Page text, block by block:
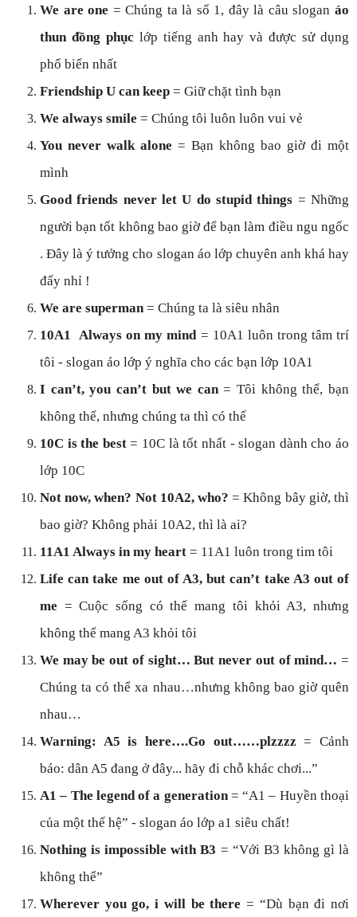
We are one = Chúng ta là số 1, đây là câu sloganáo
thun đồng phục lớp tiếng anh hay và được sử dụng
phổ biến nhất
Friendship U can keep = Giữ chặt tình bạn
We always smile = Chúng tôi luôn luôn vui vẻ
You never walk alone = Bạn không bao giờ đi một
mình
Good friends never let U do stupid things = Những
người bạn tốt không bao giờ để bạn làm điều ngu ngốc
. Đây là ý tưởng cho slogan áo lớp chuyên anh khá hay
đấy nhỉ !
We are superman= Chúng ta là siêu nhân
10A1 Always on my mind= 10A1 luôn trong tâm trí
tôi - slogan áo lớp ý nghĩa cho các bạn lớp 10A1
I can’t, you can’t but we can= Tôi không thể, bạn
không thể, nhưng chúng ta thì có thể
10C is the best= 10C là tốt nhất - slogan dành cho áo
lớp 10C
Not now, when? Not 10A2, who?= Không bây giờ, thì
bao giờ? Không phải 10A2, thì là ai?
11A1 Always in my heart = 11A1 luôn trong tim tôi
Life can take me out of A3, but can’t take A3 out of
me = Cuộc sống có thể mang tôi khỏi A3, nhưng
không thể mang A3 khỏi tôi
We may be out of sight… But never out of mind… =
Chúng ta có thể xa nhau…nhưng không bao giờ quên
nhau…
Warning: A5 is here….Go out……plzzzz= Cảnh
báo: dân A5 đang ở đây... hãy đi chỗ khác chơi...”
A1 – The legend of a generation= “A1 – Huyền thoại
của một thế hệ” - slogan áo lớp a1 siêu chất!
Nothing is impossible with B3 = “Với B3 không gì là
không thể”
Wherever you go, i will be there = “Dù bạn đi nơi